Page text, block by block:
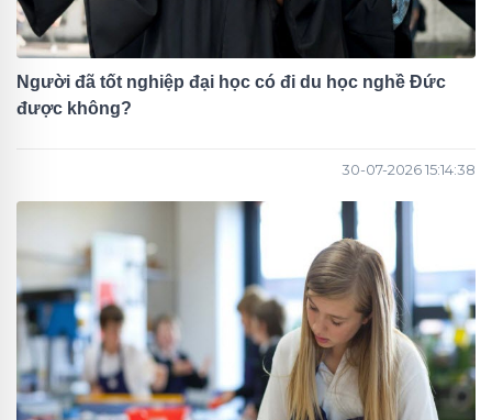
Người đã tốt nghiệp đại học có đi du học nghề Đức
được không?
30-07-2026 15:14:38